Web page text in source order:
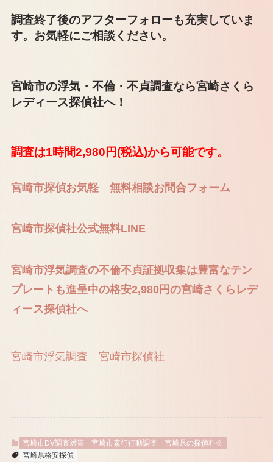
調査終了後のアフターフォローも充実していま
す。お気軽にご相談ください。
宮崎市の浮気・不倫・不貞調査なら宮崎さくら
レディース探偵社へ！
調査は1時間2,980円(税込)から可能です。
宮崎市探偵お気軽 無料相談お問合フォーム
宮崎市探偵社公式無料LINE
宮崎市浮気調査の不倫不貞証拠収集は豊富なテン
プレートも進呈中の格安2,980円の宮崎さくらレデ
ィース探偵社へ
宮崎市浮気調査 宮崎市探偵社
宮崎市DV調査対策 宮崎市素行行動調査
宮崎県の探偵料金
宮崎県格安探偵